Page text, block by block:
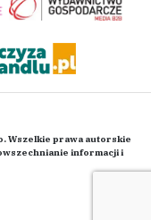
Wszelkie prawa autorskie
informacji i